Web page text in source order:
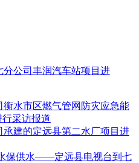
分公司丰润汽车站项目进
水市区燃气管网防灾应急能
行采访报道
建的定远县第二水厂项目进
保供水——定远县电视台到七